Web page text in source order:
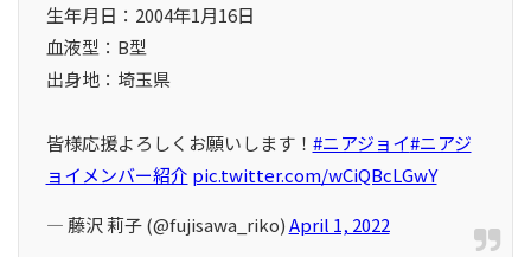
生年月日：2004年1⽉16日
血液型：B型
出身地：埼玉県
皆様応援よろしくお願いします！ #ニアジョイ#ニアジ
ョイメンバー紹介 pic.twitter.com/wCiQBcLGwY
— 藤沢 莉子 (@fujisawa_riko)April 1, 2022